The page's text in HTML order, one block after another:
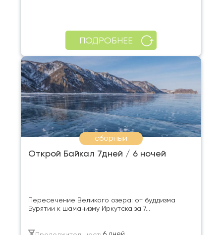
ПОДРОБНЕЕ
сборный
Открой Байкал 7дней / 6 ночей
Пересечение Великого озера: от буддизма
Бурятии к шаманизму Иркутска за 7...